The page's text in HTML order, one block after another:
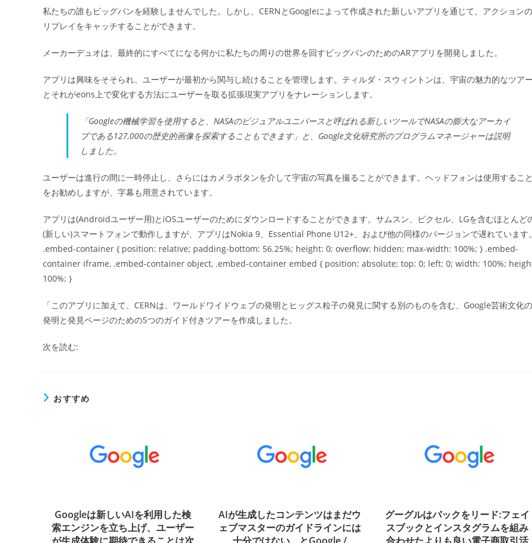
開
日:
テ
ゴ
私たちの誰もビッグバンを経験しませんでした。しかし、CERNとGoogleによって作成された新しいアプリを通じて、アクションの
リプレイをキャッチすることができます。
メーカーデュオは、最終的にすべてになる何かに私たちの周りの世界を回すビッグバンのためのARアプリを開発しました。
アプリは興味をそそられ、ユーザーが最初から関与し続けることを管理します。ティルダ・スウィントンは、宇宙の魅力的なツアー
とそれがeons上で変化する方法にユーザーを取る拡張現実アプリをナレーションします。
「Googleの機械学習を使用すると、NASAのビジュアルユニバースと呼ばれる新しいツールでNASAの膨大なアーカイ
ブである127,000の歴史的画像を探索することもできます」と、Google文化研究所のプログラムマネージャーは説明
しました。
ユーザーは進行の間に一時停止し、さらにはカメラボタンを介して宇宙の写真を撮ることができます。ヘッドフォンは使用すること
をお勧めしますが、字幕も用意されています。
アプリは(Androidユーザー用)とiOSユーザーのためにダウンロードすることができます。サムスン、ピクセル、LGを含むほとんど
(新しい)スマートフォンで動作しますが、アプリはNokia 9、Essential Phone U12+、および他の同様のバージョンで遅れています。
.embed-container { position: relative; padding-bottom: 56.25%; height: 0; overflow: hidden; max-width: 100%; } .embed-
container iframe, .embed-container object, .embed-container embed { position: absolute; top: 0; left: 0; width: 100%;
100%; }
「このアプリに加えて、CERNは、ワールドワイドウェブの発明とヒッグス粒子の発見に関する別のものを含む、Google芸術文化の
発明と発見ページのための5つのガイド付きツアーを作成しました。
次を読む:
おすすめ
Googleは新しいAIを利用した検
索エンジンを立ち上げ、ユーザー
AIが生成したコンテンツはまだウ
ェブマスターのガイドラインには
グーグルはパックをリード:フェイ
スブックとインスタグラムを組み